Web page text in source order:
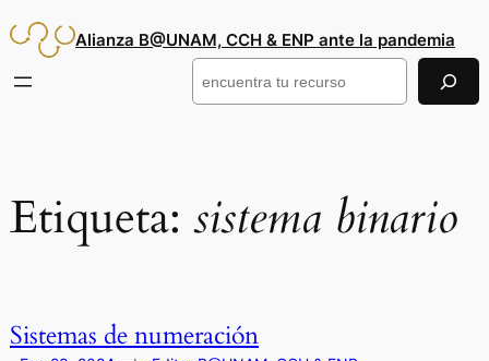
al
Alianza B@UNAM, CCH & ENP ante la pandemia
Buscar
Etiqueta: sistema binario
Sistemas de numeración